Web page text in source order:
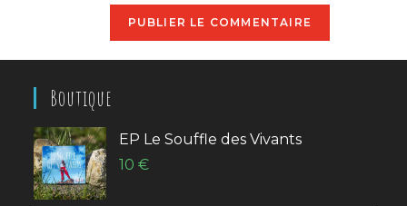
comment
Boutique
EP Le Souffle des Vivants
10€